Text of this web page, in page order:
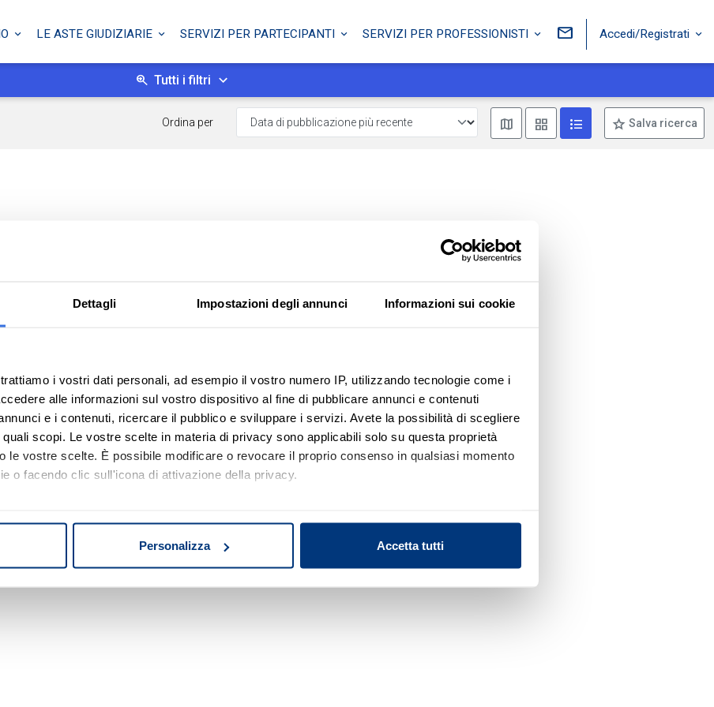
Dettagli Impostazioni degli annunci Informazioni sui cookie
trattiamo i vostri dati personali, ad esempio il vostro numero IP, utilizzando tecnologie come i
alle informazioni sul vostro dispositivo al fine di pubblicare annunci e contenuti
e i contenuti, ricercare il pubblico e sviluppare i servizi. Avete la possibilità di scegliere
scopi. Le vostre scelte in materia di privacy sono applicabili solo su questa proprietà
le vostre scelte. È possibile modificare o revocare il proprio consenso in qualsiasi momento
o facendo clic sull'icona di attivazione della privacy.
scansionandolo attivamente alla ricerca di caratteristiche specifiche (impronte
Personalizza Accetta tutti
LE ASTE GIUDIZIARIE SERVIZI PER PARTECIPANTI SERVIZI PER PROFESSIONISTI Accedi/Registrati
Tutti i filtri
Ordina per Mostra mappaMostra come box
Mostra come lista
Salva ricerca
Nessun risultato di ricerca
Prova a modificare o rimuovere alcuni filtri o
a cambiare l'area di ricerca.